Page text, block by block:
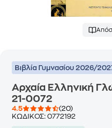
Βιβλία Γυμνασίου 2026/
Αρχαία Ελληνική
21-0072
4.5
(20)
ΚΩΔΙΚΟΣ: 0772192